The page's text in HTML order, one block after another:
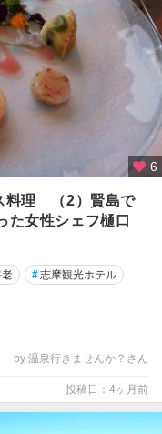
6
理 （2）賢島で
た女性シェフ樋口
#志摩観光ホテル
by 温泉行きませんか？さん
投稿日：4ヶ月前